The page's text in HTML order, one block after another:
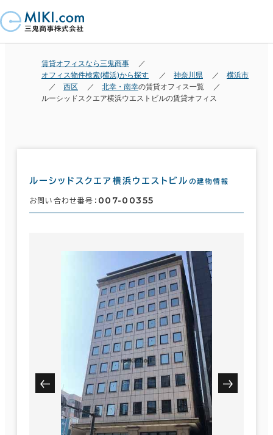
賃貸オフィスなら三鬼商事
オフィス物件検索(横浜)から探す
神奈川県
横浜市
西区
北幸・南幸の賃貸オフィス一覧
ルーシッドスクエア横浜ウエストビルの賃貸オフィス
ルーシッドスクエア横浜ウエストビル の建物情報
お問い合わせ番号： 007-00355